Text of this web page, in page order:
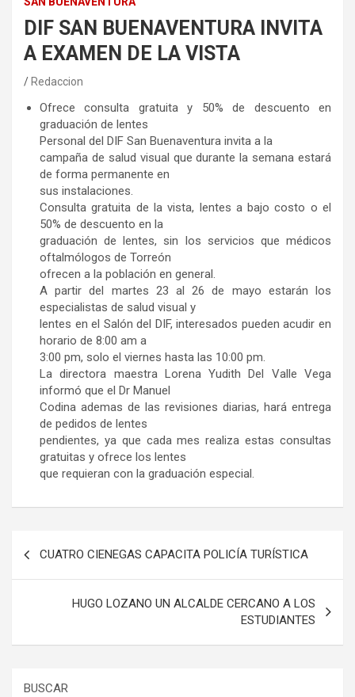
DIF SAN BUENAVENTURA INVITA
A EXAMEN DE LA VISTA
Redaccion
Ofrece consulta gratuita y 50% de descuento en
graduación de lentes
Personal del DIF San Buenaventura invita a la
campaña de salud visual que durante la semana estará
de forma permanente en
sus instalaciones.
Consulta gratuita de la vista, lentes a bajo costo o el
50% de descuento en la
graduación de lentes, sin los servicios que médicos
oftalmólogos de Torreón
ofrecen a la población en general.
A partir del martes 23 al 26 de mayo estarán los
especialistas de salud visual y
lentes en el Salón del DIF, interesados pueden acudir en
horario de 8:00 am a
3:00 pm, solo el viernes hasta las 10:00 pm.
La directora maestra Lorena Yudith Del Valle Vega
informó que el Dr Manuel
Codina ademas de las revisiones diarias, hará entrega
de pedidos de lentes
pendientes, ya que cada mes realiza estas consultas
gratuitas y ofrece los lentes
que requieran con la graduación especial.
entradas
CUATRO CIENEGAS CAPACITA POLICÍA TURÍSTICA
HUGO LOZANO UN ALCALDE CERCANO A LOS
ESTUDIANTES
BUSCAR